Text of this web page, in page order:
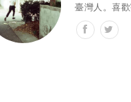
臺灣人。喜